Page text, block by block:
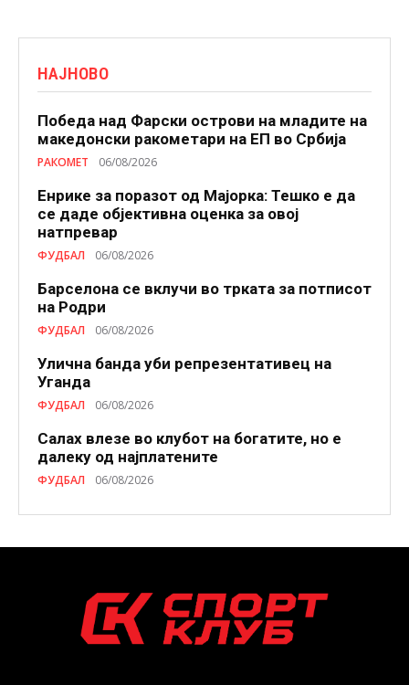
НАЈНОВО
Победа над Фарски острови на младите на
македонски ракометари на ЕП во Србија
РАКОМЕТ 06/08/2026
Енрике за поразот од Мајорка: Тешко е да
се даде објективна оценка за овој
натпревар
ФУДБАЛ 06/08/2026
Барселона се вклучи во трката за потписот
на Родри
ФУДБАЛ 06/08/2026
Улична банда уби репрезентативец на
Уганда
ФУДБАЛ 06/08/2026
Салах влезе во клубот на богатите, но е
далеку од најплатените
ФУДБАЛ 06/08/2026